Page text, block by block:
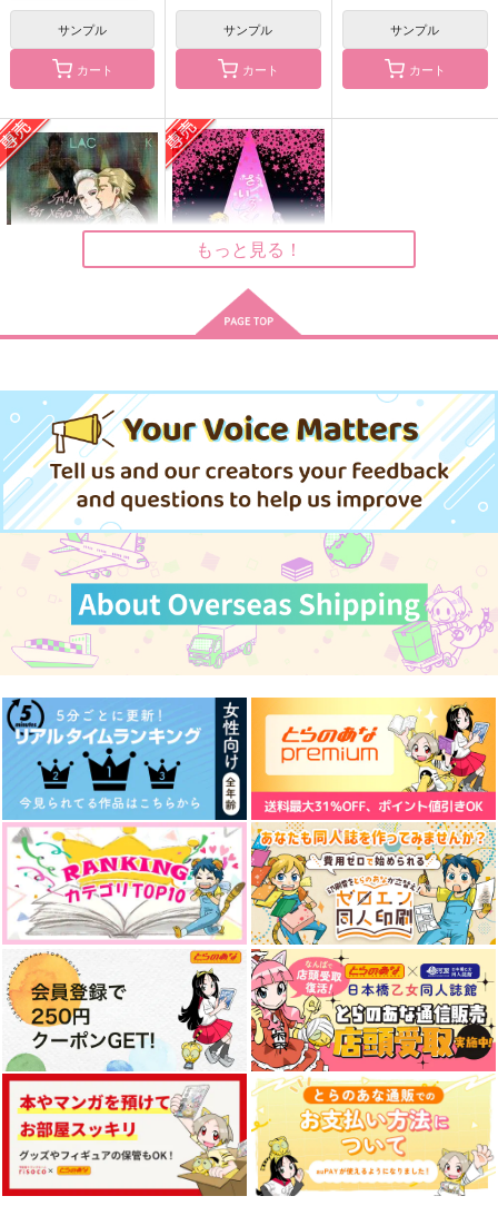
アウローラの手に触れ
る
夕べの
スタンリー×Dr.XENO
サンプル
作品詳細
アニンリー
はいてない
787円（税込）
サンプル
作品詳細
愛だけが憶えてる
３９．
1,144円（税込）
スタンリー×Dr.XENO
二人がここにいる軌跡
デルタ
（税込）
スタンリー×Dr.XENO
サンプル
終末、なにする？
夕べの
スタンリー×Dr.XENO
サンプル
僕の年下ボーイフレン
ド
一過性
457円（税込）
スタンリー×Dr.XENO
サンプル
Anytime, Anything
ミソカ
600円（税込）
三鷹アサヒ×夢川ショウゴ×高瀬コヨイ
サンプル
作品詳細
ハローどこかの宇宙よ
り
なるべく禁酒
1,100円 （税込）
Dr.XENO×スタンリー
サンプル
作品詳細
Altitude 高度
デルタ
787円（税込）
スタンリー×Dr.XENO
サンプル
作品詳細
サンプル
カート
サンプル
カート
サンプル
カート
べらぼうにおはよ
う！！
専売 472 円（税込）
Dr.STONE
スタンリー×ゼノ
サンプル
カート
cardboard.
専売 1,257円（税込）
スタンリー×Dr.XENO
サンプル
もっと見る！